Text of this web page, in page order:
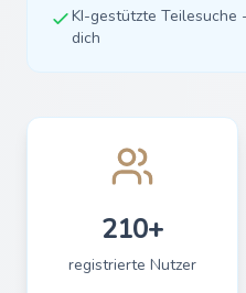
KI-gestützte
dich
210+
registrierte Nutzer